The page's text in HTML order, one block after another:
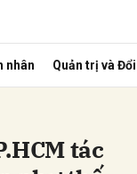
nhân Quản trị và
tác